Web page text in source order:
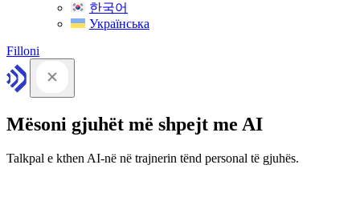
한국어
Українська
Filloni
Mësoni gjuhët më shpejt me AI
Talkpal e kthen AI-në në trajnerin tënd personal të gjuhës.